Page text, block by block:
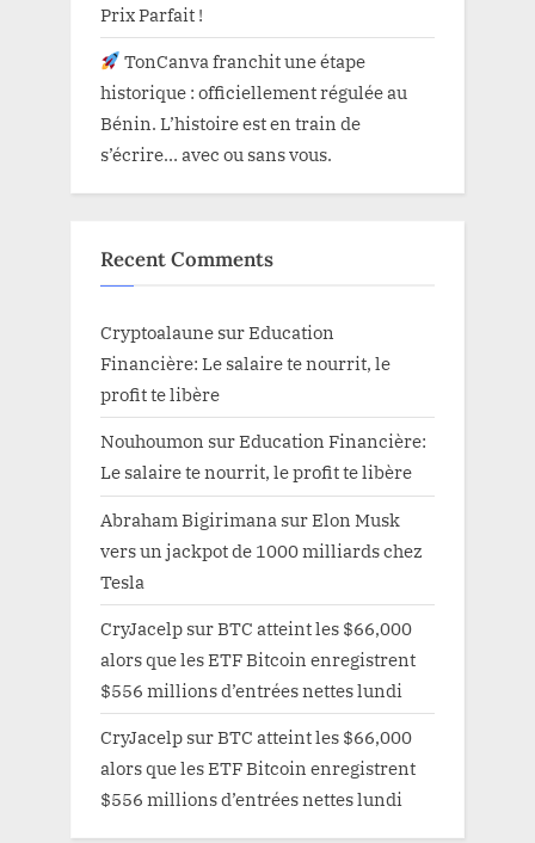
Prix Parfait !
TonCanva franchit une étape
historique : officiellement régulée au
Bénin. L’histoire est en train de
s’écrire… avec ou sans vous.
Recent Comments
Cryptoalaune surEducation
Financière: Le salaire te nourrit, le
profit te libère
Nouhoumon surEducation Financière:
Le salaire te nourrit, le profit te libère
Abraham Bigirimana surElon Musk
vers un jackpot de 1000 milliards chez
Tesla
CryJacelp surBTC atteint les $66,000
alors que les ETF Bitcoin enregistrent
$556 millions d’entrées nettes lundi
CryJacelp surBTC atteint les $66,000
alors que les ETF Bitcoin enregistrent
$556 millions d’entrées nettes lundi